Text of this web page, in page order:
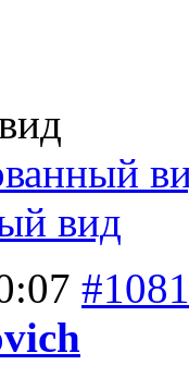
вид
#1081